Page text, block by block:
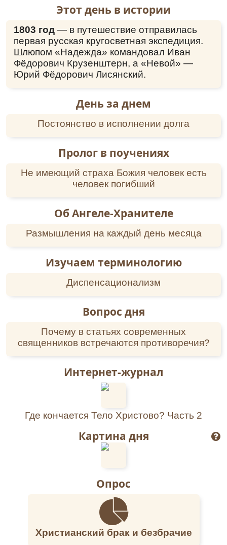
Этот день в истории
1803 год — в путешествие отправилась
первая русская кругосветная экспедиция.
Шлюпом «Надежда» командовал Иван
Фёдорович Крузенштерн, а «Невой» —
Юрий Фёдорович Лисянский.
День за днем
Постоянство в исполнении долга
Пролог в поучениях
Не имеющий страха Божия человек есть
человек погибший
Об Ангеле-Хранителе
Размышления на каждый день месяца
Изучаем терминологию
Диспенсационализм
Вопрос дня
Почему в статьях современных
священников встречаются противоречия?
Интернет-журнал
Где кончается Тело Христово? Часть 2
Картина дня
Опрос
Христианский брак и безбрачие